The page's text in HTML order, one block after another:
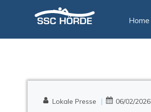
Home
Lokale Presse | 06/02/2026